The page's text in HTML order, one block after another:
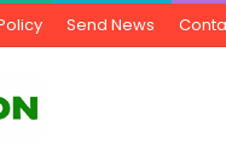
Send News